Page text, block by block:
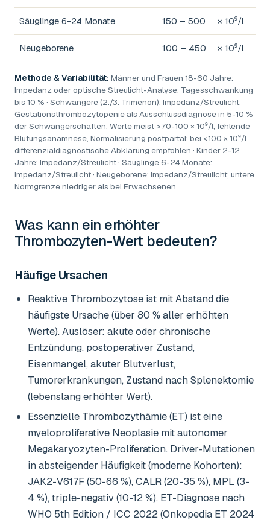
Säuglinge 6-24 Monate 150 – 500 × 10⁹/l
Neugeborene 100 – 450 × 10⁹/l
Methode & Variabilität: Männer und Frauen 18-60 Jahre:
Impedanz oder optische Streulicht-Analyse; Tagesschwankung
bis 10 % · Schwangere (2./3. Trimenon): Impedanz/Streulicht;
Gestationsthrombozytopenie als Ausschlussdiagnose in 5-10 %
der Schwangerschaften, Werte meist >70-100 × 10⁹/l, fehlende
Blutungsanamnese, Normalisierung postpartal; bei <100 × 10⁹/l
differenzialdiagnostische Abklärung empfohlen · Kinder 2-12
Jahre: Impedanz/Streulicht · Säuglinge 6-24 Monate:
Impedanz/Streulicht · Neugeborene: Impedanz/Streulicht; untere
Normgrenze niedriger als bei Erwachsenen
Was kann ein erhöhter
Thrombozyten-Wert bedeuten?
Häufige Ursachen
Reaktive Thrombozytose ist mit Abstand die
häufigste Ursache (über 80 % aller erhöhten
Werte). Auslöser: akute oder chronische
Entzündung, postoperativer Zustand,
Eisenmangel, akuter Blutverlust,
Tumorerkrankungen, Zustand nach Splenektomie
(lebenslang erhöhter Wert).
Essenzielle Thrombozythämie (ET) ist eine
myeloproliferative Neoplasie mit autonomer
Megakaryozyten-Proliferation. Driver-Mutationen
in absteigender Häufigkeit (moderne Kohorten):
JAK2-V617F (50-66 %), CALR (20-35 %), MPL (3-
4 %), triple-negativ (10-12 %). ET-Diagnose nach
WHO 5th Edition / ICC 2022 (Onkopedia ET 2024